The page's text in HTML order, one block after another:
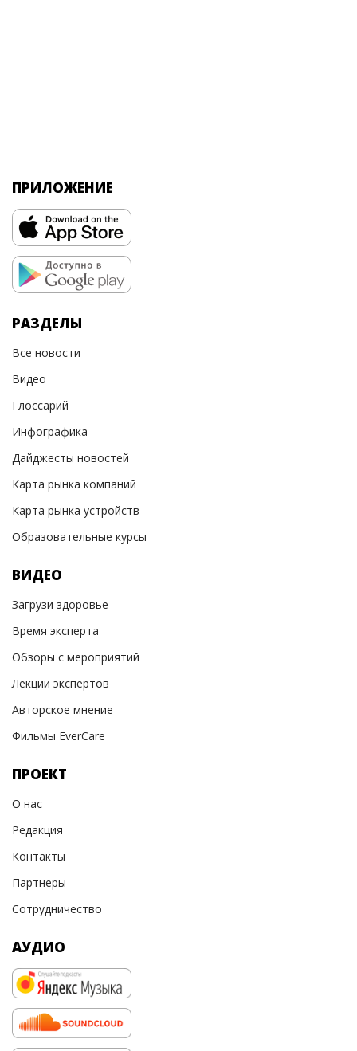
ПРИЛОЖЕНИЕ
РАЗДЕЛЫ
Все новости
Видео
Глоссарий
Инфографика
Дайджесты новостей
Карта рынка компаний
Карта рынка устройств
Образовательные курсы
ВИДЕО
Загрузи здоровье
Время эксперта
Обзоры с мероприятий
Лекции экспертов
Авторское мнение
Фильмы EverCare
ПРОЕКТ
О нас
Редакция
Контакты
Партнеры
Сотрудничество
АУДИО